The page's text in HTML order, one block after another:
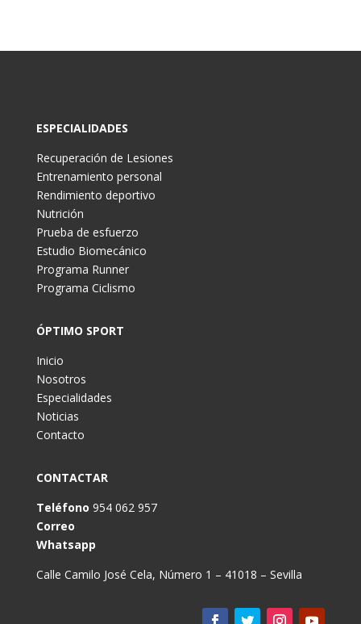
ESPECIALIDADES
Recuperación de Lesiones
Entrenamiento personal
Rendimiento deportivo
Nutrición
Prueba de esfuerzo
Estudio Biomecánico
Programa Runner
Programa Ciclismo
ÓPTIMO SPORT
Inicio
Nosotros
Especialidades
Noticias
Contacto
CONTACTAR
Teléfono 954 062 957
Correo
Whatsapp
Calle Camilo José Cela, Número 1 – 41018 – Sevilla